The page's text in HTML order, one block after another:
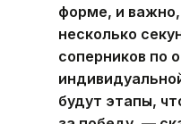
форме, и важно,
несколько
соперников по
будут этапы,